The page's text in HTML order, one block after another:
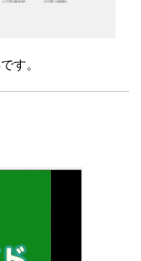
す。